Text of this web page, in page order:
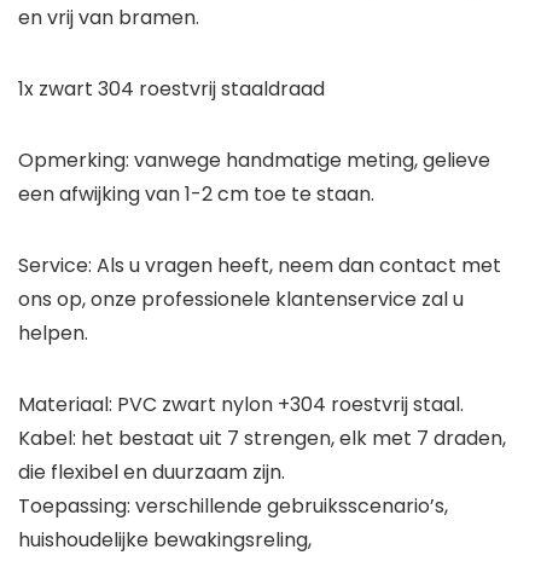
en vrij van bramen.
1x zwart 304 roestvrij staaldraad
Opmerking: vanwege handmatige meting, gelieve
een afwijking van 1-2 cm toe te staan.
Service: Als u vragen heeft, neem dan contact met
ons op, onze professionele klantenservice zal u
helpen.
Materiaal: PVC zwart nylon +304 roestvrij staal.
Kabel: het bestaat uit 7 strengen, elk met 7 draden,
die flexibel en duurzaam zijn.
Toepassing: verschillende gebruiksscenario’s,
huishoudelijke bewakingsreling,